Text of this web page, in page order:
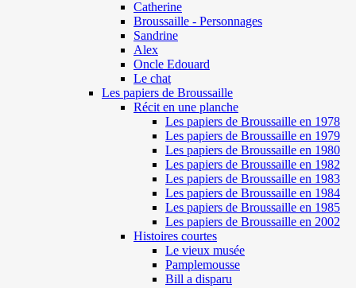
Catherine
Broussaille - Personnages
Sandrine
Alex
Oncle Edouard
Le chat
Les papiers de Broussaille
Récit en une planche
Les papiers de Broussaille en 1978
Les papiers de Broussaille en 1979
Les papiers de Broussaille en 1980
Les papiers de Broussaille en 1982
Les papiers de Broussaille en 1983
Les papiers de Broussaille en 1984
Les papiers de Broussaille en 1985
Les papiers de Broussaille en 2002
Histoires courtes
Le vieux musée
Pamplemousse
Bill a disparu